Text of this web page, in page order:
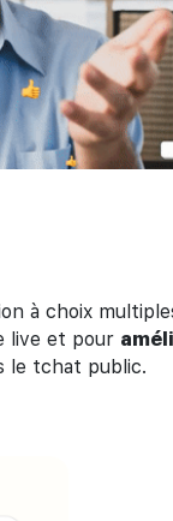
à choix
live et pour
le tchat public.